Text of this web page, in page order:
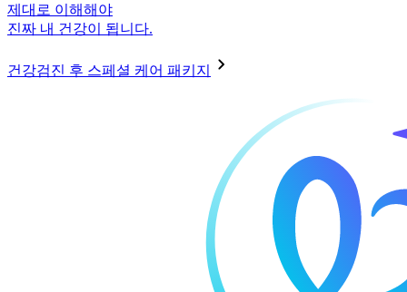
제대로 이해해야
진짜 내 건강이 됩니다.
건강검진 후 스페셜 케어 패키지